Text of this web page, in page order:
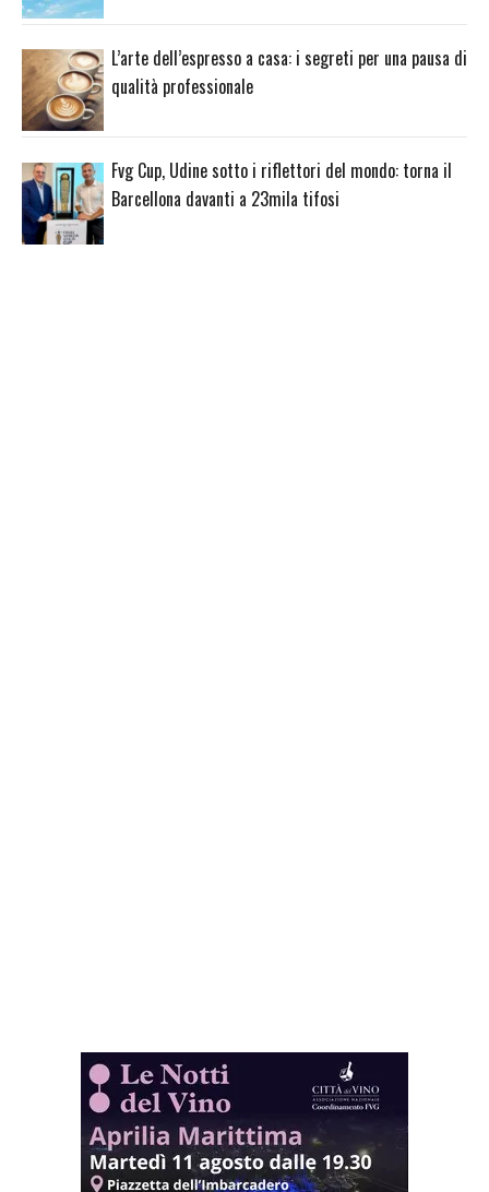
L’arte dell’espresso a casa: i segreti per una pausa di
qualità professionale
Fvg Cup, Udine sotto i riflettori del mondo: torna il
Barcellona davanti a 23mila tifosi